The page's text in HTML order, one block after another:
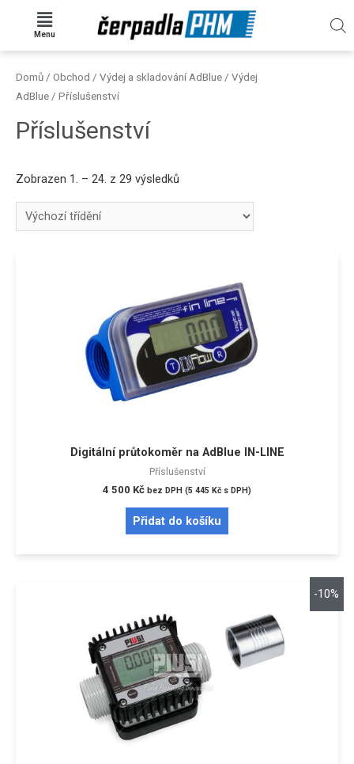
Menu
Domů / Obchod / Výdej a skladování AdBlue / Výdej
AdBlue / Příslušenství
Příslušenství
Zobrazen 1. – 24. z 29 výsledků
Digitální průtokoměr na AdBlue IN-LINE
Příslušenství
4 500 Kč bez DPH (5 445 Kč s DPH)
Přidat do košíku
-10%